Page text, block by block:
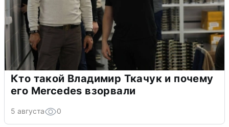
Кто такой Владимир Ткачук и почему
его Mercedes взорвали
5 августа 0